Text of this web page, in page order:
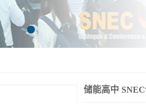
储能高中